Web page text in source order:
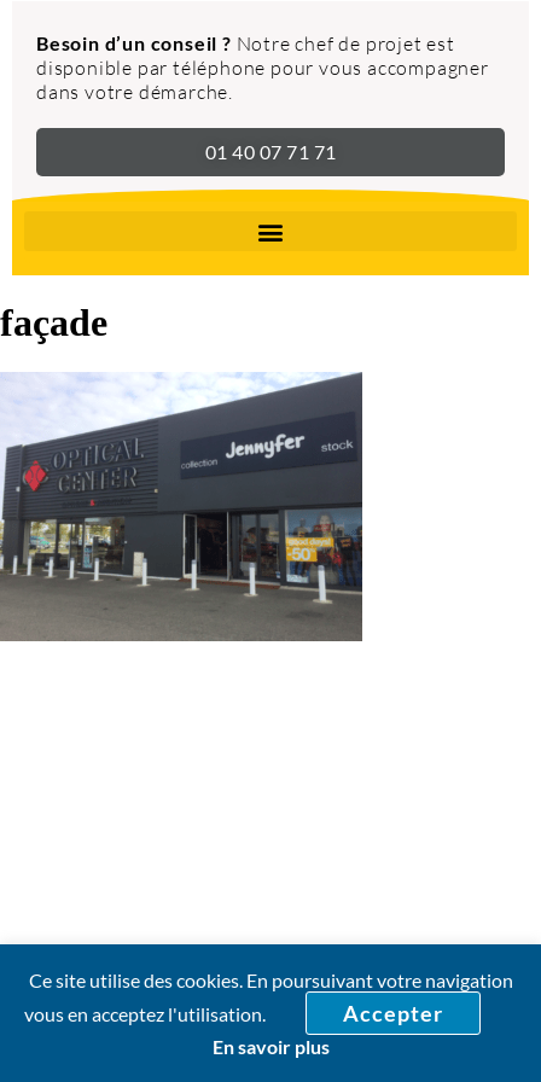
Besoin d’un conseil ? Notre chef de projet est
disponible par téléphone pour vous accompagner
dans votre démarche.
01 40 07 71 71
façade
Ce site utilise des cookies. En poursuivant votre navigation
vous en acceptez l'utilisation.
Accepter
En savoir plus